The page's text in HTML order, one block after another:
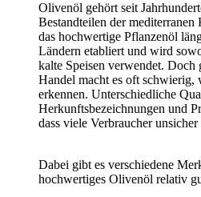
Olivenöl gehört seit
Bestandteilen der
das hochwertige Pflanzenöl
Ländern etabliert und wird
kalte Speisen verwendet.
Handel macht es oft
erkennen. Unterschiedliche
Herkunftsbezeichnungen und
dass viele Verbraucher
Dabei gibt es verschiedene
hochwertiges Olivenöl relativ